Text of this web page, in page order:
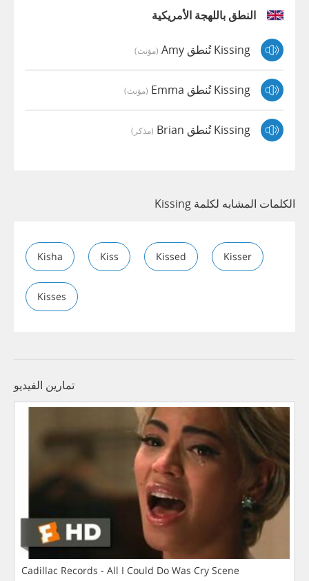
النطق باللهجة الأمريكية
Kissing تُنطق Amy (مؤنث)
Kissing تُنطق Emma (مؤنث)
Kissing تُنطق Brian (مذكر)
الكلمات المشابه لكلمة Kissing
Kisha Kiss Kissed Kisser
Kisses
تمارين الفيديو
Cadillac Records - All I Could Do Was Cry Scene